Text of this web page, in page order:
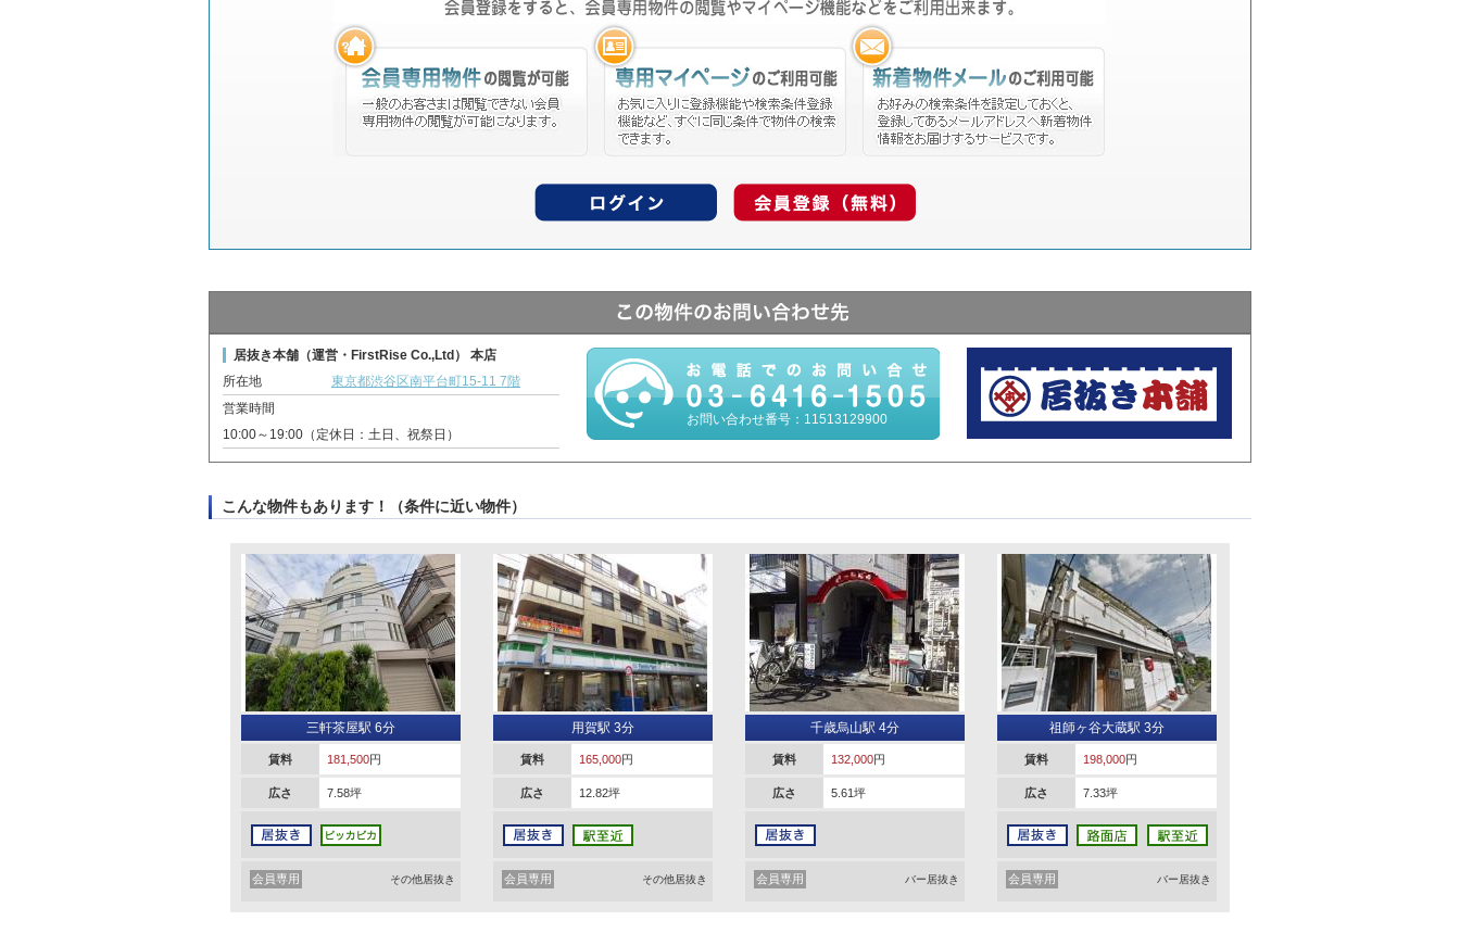
居抜き本舗（運営・FirstRise Co.,Ltd） 本店
所在地
東京都渋谷区南平台町15-11 7階
営業時間
10:00～19:00（定休日：土日、祝祭日）
お問い合わせ番号：11513129900
こんな物件もあります！（条件に近い物件）
三軒茶屋駅 6分
賃料 181,500円
広さ 7.58坪
会員専用 その他居抜き
用賀駅 3分
賃料 165,000円
広さ 12.82坪
会員専用 その他居抜き
千歳烏山駅 4分
賃料 132,000円
広さ 5.61坪
会員専用 バー居抜き
祖師ヶ谷大蔵駅 3分
賃料 198,000円
広さ 7.33坪
会員専用 バー居抜き